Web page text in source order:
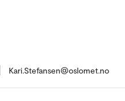
Kari.Stefansen@oslomet.no